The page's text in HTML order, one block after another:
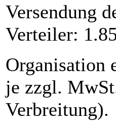
Versendung
Verteiler:
Organisation
je zzgl.
Verbreitung).